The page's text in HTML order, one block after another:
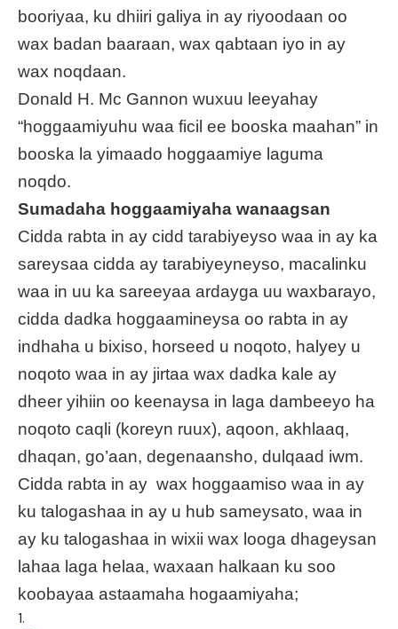
booriyaa, ku dhiiri galiya in ay riyoodaan oo
wax badan baaraan, wax qabtaan iyo in ay
wax noqdaan.
Donald H. Mc Gannon wuxuu leeyahay
“hoggaamiyuhu waa ficil ee booska maahan” in
booska la yimaado hoggaamiye laguma
noqdo.
Sumadaha hoggaamiyaha wanaagsan
Cidda rabta in ay cidd tarabiyeyso waa in ay ka
sareysaa cidda ay tarabiyeyneyso, macalinku
waa in uu ka sareeyaa ardayga uu waxbarayo,
cidda dadka hoggaamineysa oo rabta in ay
indhaha u bixiso, horseed u noqoto, halyey u
noqoto waa in ay jirtaa wax dadka kale ay
dheer yihiin oo keenaysa in laga dambeeyo ha
noqoto caqli (koreyn ruux), aqoon, akhlaaq,
dhaqan, go’aan, degenaansho, dulqaad iwm.
Cidda rabta in ay wax hoggaamiso waa in ay
ku talogashaa in ay u hub sameysato, waa in
ay ku talogashaa in wixii wax looga dhageysan
lahaa laga helaa, waxaan halkaan ku soo
koobayaa astaamaha hogaamiyaha;